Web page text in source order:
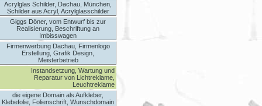
Acrylglas Schilder, Dachau, München,
Schilder aus Acryl, Acrylglasschilder
Giggs Döner, vom Entwurf bis zur
Realisierung, Beschriftung an
Imbisswagen
Firmenwerbung Dachau, Firmenlogo
Erstellung, Grafik Design,
Meisterbetrieb
Instandsetzung, Wartung und
Reparatur von Lichtreklame,
Leuchtreklame
die eigene Domain als Aufkleber,
Klebefolie, Folienschrift, Wunschdomain